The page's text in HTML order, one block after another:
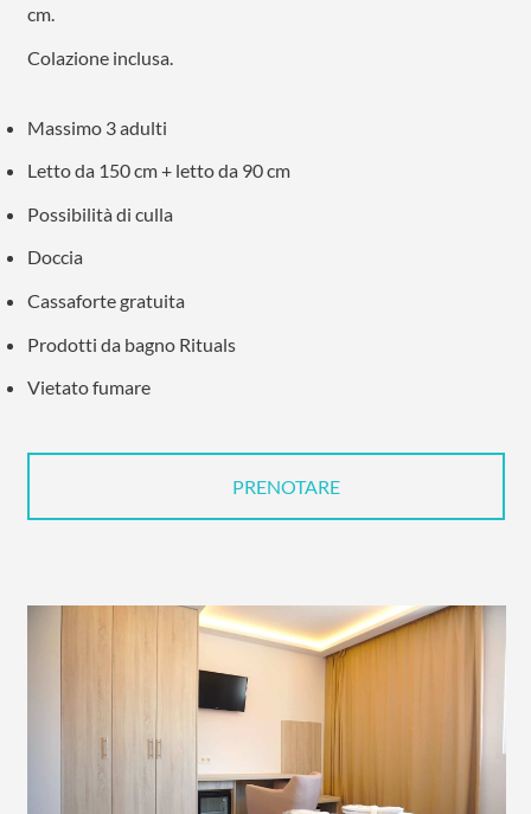
cm.
Colazione inclusa.
Massimo 3 adulti
Letto da 150 cm + letto da 90 cm
Possibilità di culla
Doccia
Cassaforte gratuita
Prodotti da bagno Rituals
Vietato fumare
PRENOTARE